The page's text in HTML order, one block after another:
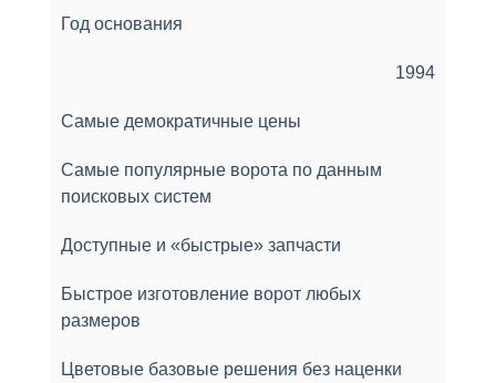
Год основания
1994
Самые демократичные цены
Самые популярные ворота по данным
поисковых систем
Доступные и «быстрые» запчасти
Быстрое изготовление ворот любых
размеров
Цветовые базовые решения без наценки